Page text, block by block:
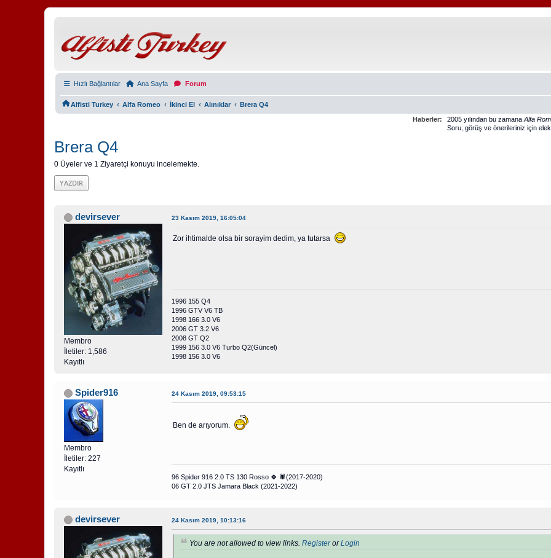
Hızlı Bağlantılar Ana Sayfa Forum
Alfisti Turkey ‹ Alfa Romeo ‹ İkinci El ‹ Alınıklar ‹ Brera Q4
Haberler:
2005 yılından bu zamana Alfa
Soru, görüş ve önerileriniz için
Brera Q4
0 Üyeler ve 1 Ziyaretçi konuyu incelemekte.
YAZDIR
devirsever
Membro
İletiler: 1,586
Kayıtlı
23 Kasım 2019, 16:05:04
Zor ihtimalde olsa bir sorayim dedim, ya tutarsa
1996 155 Q4
1996 GTV V6 TB
1998 166 3.0 V6
2006 GT 3.2 V6
2008 GT Q2
1999 156 3.0 V6 Turbo Q2(Güncel)
1998 156 3.0 V6
Spider916
Membro
İletiler: 227
Kayıtlı
24 Kasım 2019, 09:53:15
Ben de arıyorum.
96 Spider 916 2.0 TS 130 Rosso 🍀 🕷(2017-2020)
06 GT 2.0 JTS Jamara Black (2021-2022)
devirsever 24 Kasım 2019, 10:13:16
You are not allowed to view links. RegisterorLogin